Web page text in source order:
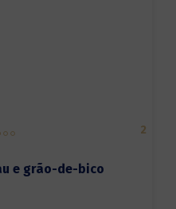
2
e grão-de-bico